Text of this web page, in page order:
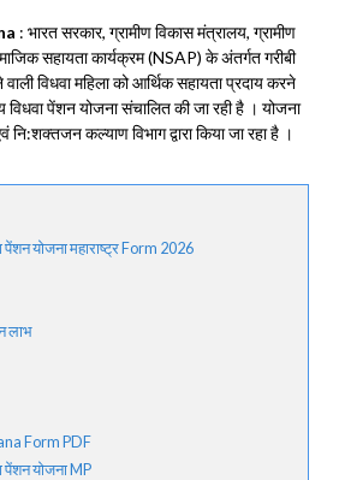
: भारत सरकार, ग्रामीण विकास मंत्रालय, ग्रामीण
सहायता कार्यक्रम (NSAP) के अंतर्गत गरीबी
विधवा महिला को आर्थिक सहायता प्रदाय करने
विधवा पेंशन योजना संचालित की जा रही है । योजना
नि:शक्‍तजन कल्‍याण विभाग द्वारा किया जा रहा है ।
पेंशन योजना महाराष्ट्र Form 2026
लाभ
Form PDF
पेंशन योजना MP